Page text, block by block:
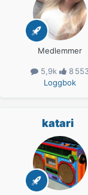
Medlemmer
5,9k
8
Loggbok
katari